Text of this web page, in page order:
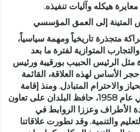
هيكله وآليات تنفيذه.
المتينة إلى العمق المؤسسي
متجذرة تاريخياً ومهمة سياسياً،
المتوازية لفترة ما بعد
مثل الرئيس الحبيب بورقيبة ورئيس
الأساس لهذه العلاقة، القائمة
والاحترام المتبادل. ومنذ إقامة
العلاقات الدبلوماسية في عام 1958، حافظ البلدان على تعاون
الأطراف وعززا الروابط في
والتنمية. وقد تطورت علاقاتنا